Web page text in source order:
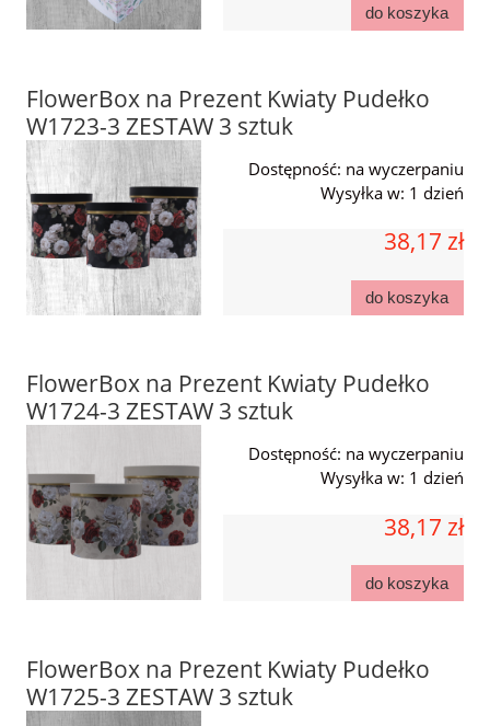
do koszyka
FlowerBox na Prezent Kwiaty Pudełko
W1723-3 ZESTAW 3 sztuk
Dostępność: na wyczerpaniu
Wysyłka w: 1 dzień
38,17 zł
do koszyka
FlowerBox na Prezent Kwiaty Pudełko
W1724-3 ZESTAW 3 sztuk
Dostępność: na wyczerpaniu
Wysyłka w: 1 dzień
38,17 zł
do koszyka
FlowerBox na Prezent Kwiaty Pudełko
W1725-3 ZESTAW 3 sztuk